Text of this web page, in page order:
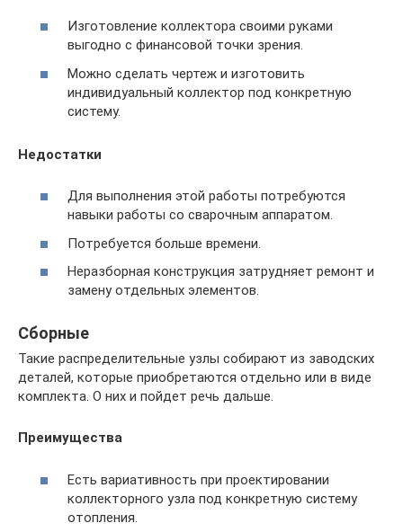
Изготовление коллектора своими руками
выгодно с финансовой точки зрения.
Можно сделать чертеж и изготовить
индивидуальный коллектор под конкретную
систему.
Недостатки
Для выполнения этой работы потребуются
навыки работы со сварочным аппаратом.
Потребуется больше времени.
Неразборная конструкция затрудняет ремонт и
замену отдельных элементов.
Сборные
Такие распределительные узлы собирают из заводских
деталей, которые приобретаются отдельно или в виде
комплекта. О них и пойдет речь дальше.
Преимущества
Есть вариативность при проектировании
коллекторного узла под конкретную систему
отопления.